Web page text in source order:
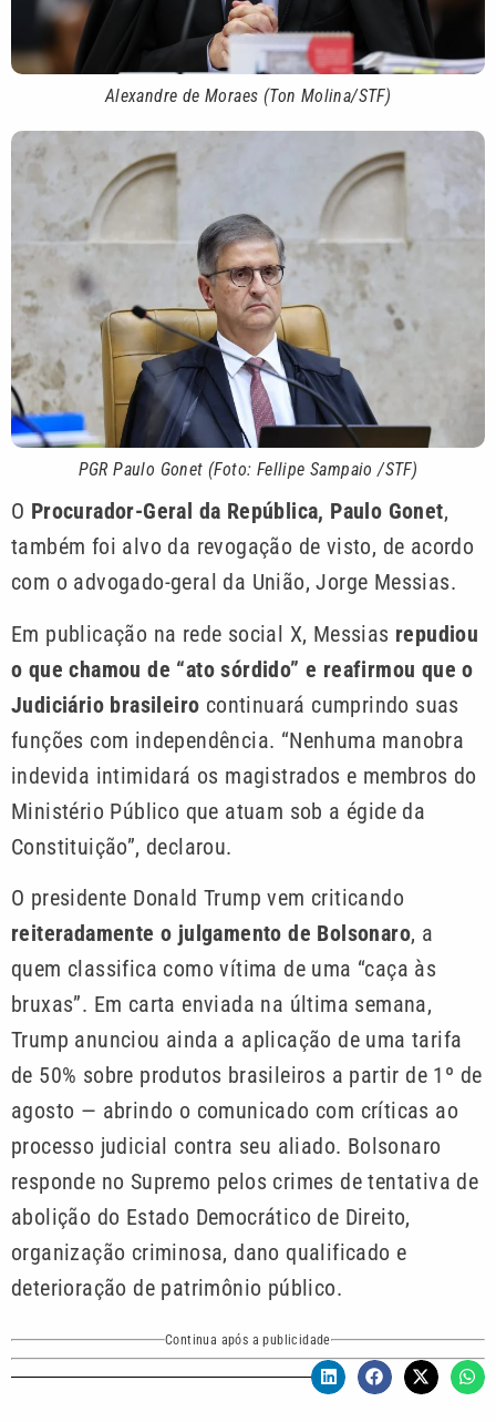
Alexandre de Moraes (Ton Molina/STF)
PGR Paulo Gonet (Foto: Fellipe Sampaio /STF)
O Procurador-Geral da República, Paulo Gonet,
também foi alvo da revogação de visto, de acordo
com o advogado-geral da União, Jorge Messias.
Em publicação na rede social X, Messias repudiou
o que chamou de “ato sórdido” e reafirmou que o
Judiciário brasileiro continuará cumprindo suas
funções com independência. “Nenhuma manobra
indevida intimidará os magistrados e membros do
Ministério Público que atuam sob a égide da
Constituição”, declarou.
O presidente Donald Trump vem criticando
reiteradamente o julgamento de Bolsonaro, a
quem classifica como vítima de uma “caça às
bruxas”. Em carta enviada na última semana,
Trump anunciou ainda a aplicação de uma tarifa
de 50% sobre produtos brasileiros a partir de 1º de
agosto — abrindo o comunicado com críticas ao
processo judicial contra seu aliado. Bolsonaro
responde no Supremo pelos crimes de tentativa de
abolição do Estado Democrático de Direito,
organização criminosa, dano qualificado e
deterioração de patrimônio público.
Continua após a publicidade